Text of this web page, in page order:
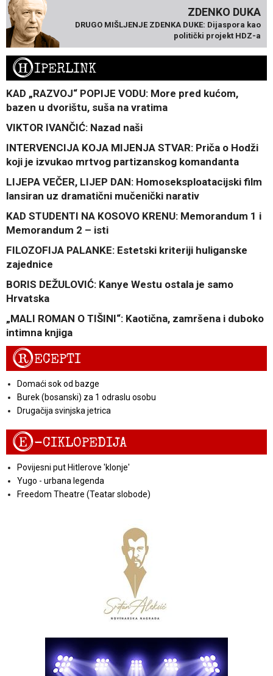
ZDENKO DUKA
DRUGO MIŠLJENJE ZDENKA DUKE: Dijaspora kao
politički projekt HDZ-a
HIPERLINK
KAD „RAZVOJ“ POPIJE VODU: More pred kućom,
bazen u dvorištu, suša na vratima
VIKTOR IVANČIĆ: Nazad naši
INTERVENCIJA KOJA MIJENJA STVAR: Priča o Hodži
koji je izvukao mrtvog partizanskog komandanta
LIJEPA VEČER, LIJEP DAN: Homoseksploatacijski film
lansiran uz dramatični mučenički narativ
KAD STUDENTI NA KOSOVO KRENU: Memorandum 1 i
Memorandum 2 – isti
FILOZOFIJA PALANKE: Estetski kriteriji huliganske
zajednice
BORIS DEŽULOVIĆ: Kanye Westu ostala je samo
Hrvatska
„MALI ROMAN O TIŠINI“: Kaotična, zamršena i duboko
intimna knjiga
RECEPTI
Domaći sok od bazge
Burek (bosanski) za 1 odraslu osobu
Drugačija svinjska jetrica
E-CIKLOPEDIJA
Povijesni put Hitlerove 'klonje'
Yugo - urbana legenda
Freedom Theatre (Teatar slobode)